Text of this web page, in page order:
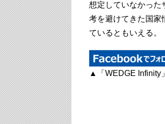
想定していなかった
考を避けてきた国家
ているともいえる。
▲「WEDGE Infinity